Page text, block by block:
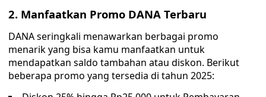
2. Manfaatkan Promo DANA Terbaru
DANA seringkali menawarkan berbagai promo
menarik yang bisa kamu manfaatkan untuk
mendapatkan saldo tambahan atau diskon. Berikut
beberapa promo yang tersedia di tahun 2025: